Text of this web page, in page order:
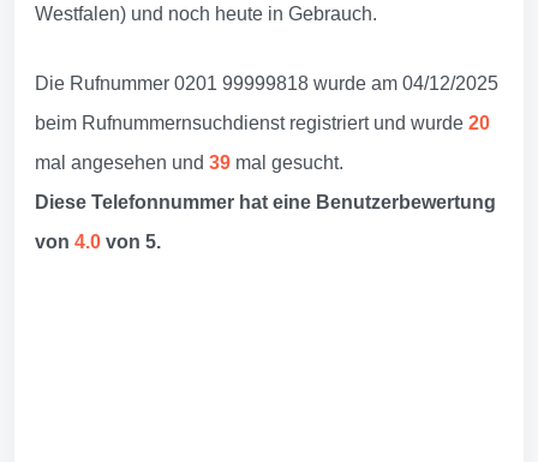
Westfalen) und noch heute in Gebrauch.
Die Rufnummer 0201 99999818 wurde am 04/12/2025
beim Rufnummernsuchdienst registriert und wurde 20
mal angesehen und 39 mal gesucht.
Diese Telefonnummer hat eine Benutzerbewertung
von 4.0 von 5.